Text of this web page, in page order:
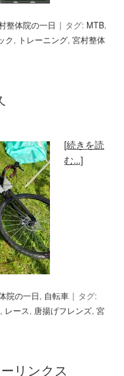
整体院の一日 タグ: MTB,
ク, トレーニング,宮村整体
[続きを読
む...]
院の一日, 自転車
タグ:
, レース, 唐揚げフレンズ,宮
リンクス